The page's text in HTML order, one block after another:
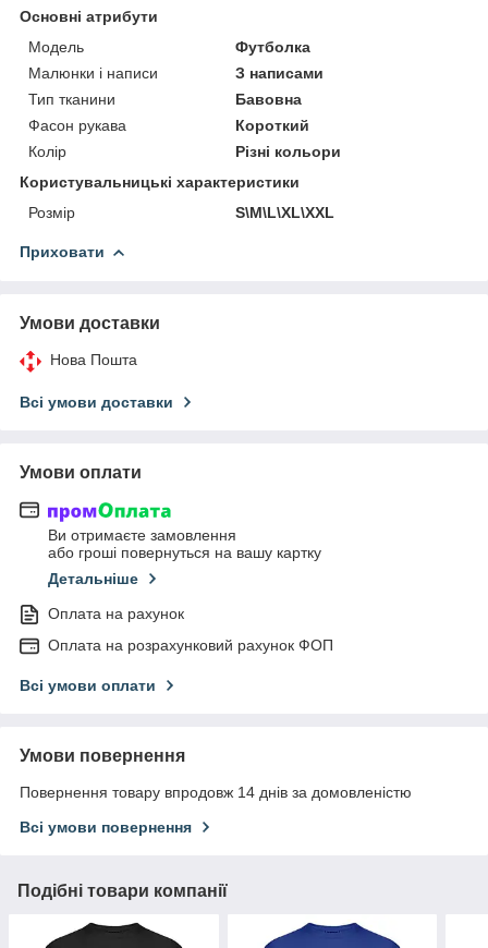
Основні атрибути
Модель
Футболка
Малюнки і написи
З написами
Тип тканини
Бавовна
Фасон рукава
Короткий
Колір
Різні кольори
Користувальницькі характеристики
Розмір
S\M\L\XL\XXL
Приховати
Умови доставки
Нова Пошта
Всі умови доставки
Умови оплати
Ви отримаєте замовлення
або гроші повернуться на вашу картку
Детальніше
Оплата на рахунок
Оплата на розрахунковий рахунок ФОП
Всі умови оплати
Умови повернення
Повернення товару впродовж 14 днів за домовленістю
Всі умови повернення
Подібні товари компанії